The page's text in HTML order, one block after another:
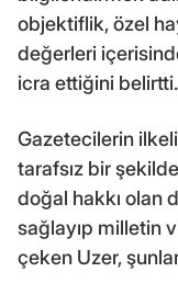
objektiflik, özel
değerleri
icra ettiğini belirtti.
Gazetecilerin ilkeli
tarafsız bir
doğal hakkı olan
sağlayıp milletin
çeken Uzer,